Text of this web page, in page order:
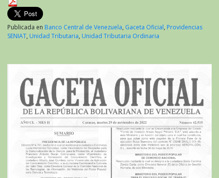
Publicada en Banco Central de Venezuela, Gaceta Oficial, Providencias
SENIAT, Unidad Tributaria, Unidad Tributaria Ordinaria